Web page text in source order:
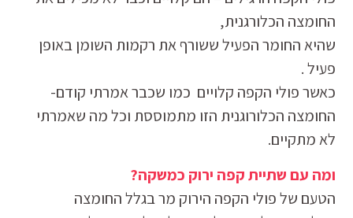
החומצה הכלורגנית,
שהיא החומר הפעיל ששורף את רקמות השומן באופן
פעיל .
כאשר פולי הקפה קלויים כמו שכבר אמרתי קודם-
החומצה הכלורוגנית הזו מתמוססת וכל מה שאמרתי
לא מתקיים.
ומה עם שתיית קפה ירוק כמשקה?
הטעם של פולי הקפה הירוק מר בגלל החומצה